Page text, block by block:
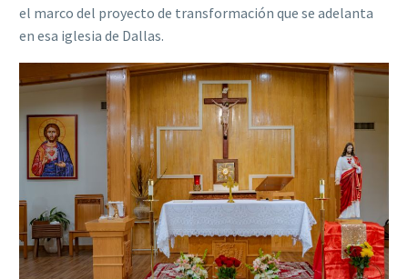
el marco del proyecto de transformación que se adelanta
en esa iglesia de Dallas.